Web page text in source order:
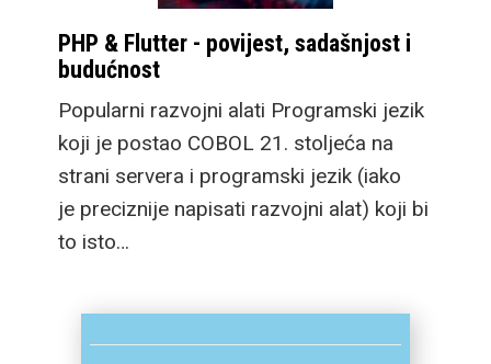
PHP & Flutter - povijest, sadašnjost i
budućnost
Popularni razvojni alati Programski jezik
koji je postao COBOL 21. stoljeća na
strani servera i programski jezik (iako
je preciznije napisati razvojni alat) koji bi
to isto…